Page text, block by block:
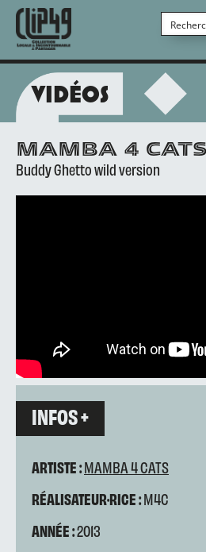
VIDÉOS
MAMBA 4 CATS
Buddy Ghetto wild version
INFOS +
ARTISTE :MAMBA 4 CATS
RÉALISATEUR·RICE :M4C
ANNÉE :2013